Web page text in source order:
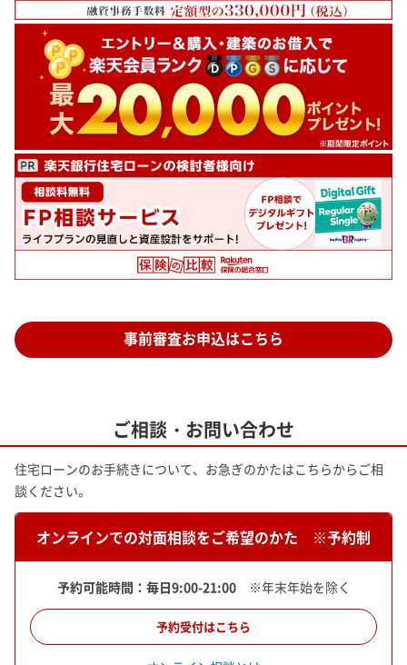
事前審査お申込はこちら
ご相談・お問い合わせ
住宅ローンのお手続きについて、お急ぎのかたはこちらからご相
談ください。
オンラインでの対面相談をご希望のかた ※予約制
予約可能時間：毎日9:00-21:00※年末年始を除く
予約受付はこちら